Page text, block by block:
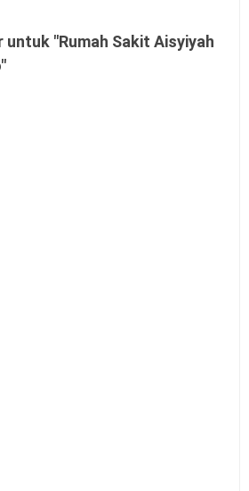
"Rumah Sakit Aisyiyah